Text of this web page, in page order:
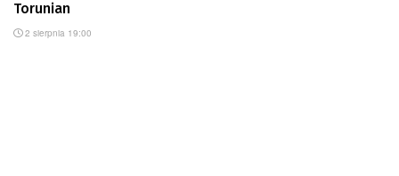
Torunian
2 sierpnia 19:00